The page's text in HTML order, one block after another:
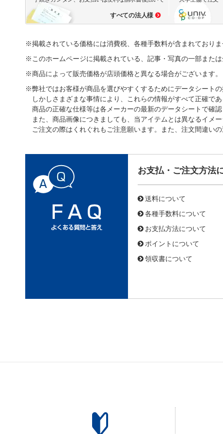
すべての法人様
※掲載されている価格には消費税、各種手数料が含まれており
※このホームページに掲載されている、記事・写真の一部また
※商品によって販売価格が店頭価格と異なる場合がございます。
※弊社ではお客様が商品を選びやすくするためにデータシート
しかしさまざまな事情により、これらの情報がすべて正確で
商品の正確な仕様等は各メーカーの最新のデータシートで確
また、商品画像につきましても、当アイテムとは異なるイメ
ご注文の際はくれぐれもご注意願います。また、注文間違い
お支払・ご注文方法
送料について
各種手数料について
お支払方法について
ポイントについて
領収書について